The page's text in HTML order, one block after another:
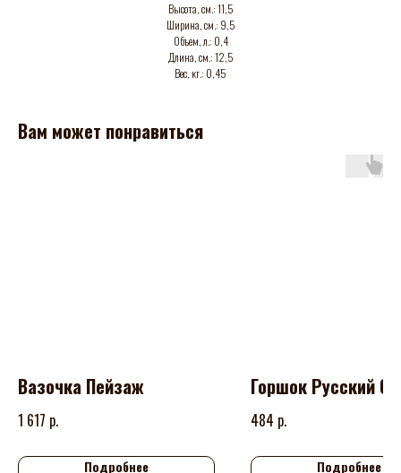
Высота, см.: 11,5
Ширина, см.: 9,5
Объем, л.: 0,4
Длина, см.: 12,5
Вес, кг.: 0,45
Вам может понравиться
Вазочка Пейзаж
1 617 р.
Подробнее
Горшок Русский
484 р.
Подробнее